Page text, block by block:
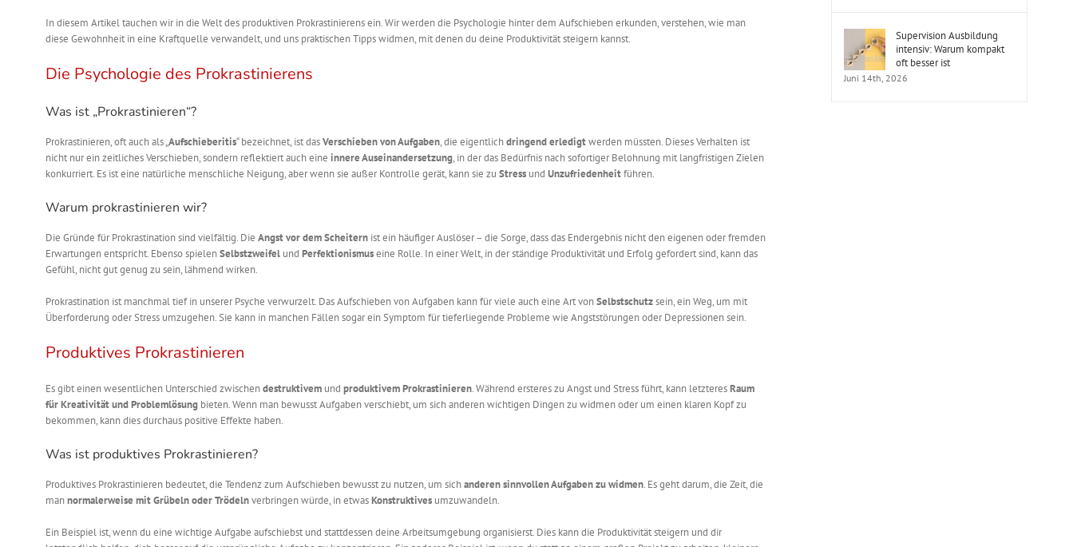
In diesem Artikel tauchen wir in die Welt des produktiven Prokrastinierens ein. Wir werden die Psychologie hinter dem Aufschieben erkunden, verstehen, wie man
diese Gewohnheit in eine Kraftquelle verwandelt, und uns praktischen Tipps widmen, mit denen du deine Produktivität steigern kannst.
Die Psychologie des Prokrastinierens
Was ist „Prokrastinieren“?
Prokrastinieren, oft auch als „Aufschieberitis“ bezeichnet, ist dasVerschieben von Aufgaben, die eigentlichdringend erledigtwerden müssten. Dieses Verhalten ist
nicht nur ein zeitliches Verschieben, sondern reflektiert auch eine innere Auseinandersetzung, in der das Bedürfnis nach sofortiger Belohnung mit langfristigen Zielen
konkurriert. Es ist eine natürliche menschliche Neigung, aber wenn sie außer Kontrolle gerät, kann sie zu Stressund Unzufriedenheitführen.
Warum prokrastinieren wir?
Die Gründe für Prokrastination sind vielfältig. Die Angst vor dem Scheiternist ein häufiger Auslöser – die Sorge, dass das Endergebnis nicht den eigenen oder fremden
Erwartungen entspricht. Ebenso spielenSelbstzweifelund Perfektionismuseine Rolle. In einer Welt, in der ständige Produktivität und Erfolg gefordert sind, kann das
Gefühl, nicht gut genug zu sein, lähmend wirken.
Prokrastination ist manchmal tief in unserer Psyche verwurzelt. Das Aufschieben von Aufgaben kann für viele auch eine Art vonSelbstschutzsein, ein Weg, um mit
Überforderung oder Stress umzugehen. Sie kann in manchen Fällen sogar ein Symptom für tieferliegende Probleme wie Angststörungen oder Depressionen sein.
Produktives Prokrastinieren
Es gibt einen wesentlichen Unterschied zwischendestruktivemund produktivem Prokrastinieren. Während ersteres zu Angst und Stress führt, kann letzteresRaum
für Kreativität und Problemlösungbieten. Wenn man bewusst Aufgaben verschiebt, um sich anderen wichtigen Dingen zu widmen oder um einen klaren Kopf zu
bekommen, kann dies durchaus positive Effekte haben.
Was ist produktives Prokrastinieren?
Produktives Prokrastinieren bedeutet, die Tendenz zum Aufschieben bewusst zu nutzen, um sichanderen sinnvollen Aufgaben zu widmen. Es geht darum, die Zeit, die
mannormalerweise mit Grübeln oder Trödelnverbringen würde, in etwasKonstruktivesumzuwandeln.
Ein Beispiel ist, wenn du eine wichtige Aufgabe aufschiebst und stattdessen deine Arbeitsumgebung organisierst. Dies kann die Produktivität steigern und dir
Supervision Ausbildung
intensiv: Warum kompakt
oft besser ist
Juni 14th, 2026